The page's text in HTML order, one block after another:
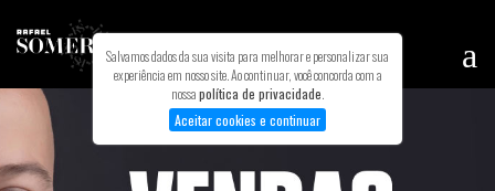
Salvamos dados da sua visita para melhorar e personalizar sua
experiência em nosso site. Ao continuar, você concorda com a
nossapolítica de privacidade
Aceitar cookies e continuar
INÍCIO
MINHA HISTÓRIA